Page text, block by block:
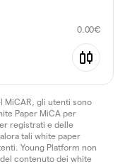
0.00€
MiCAR, gli utenti sono
Paper MiCA per
registrati e delle
tali white paper
Young Platform non
contenuto dei white